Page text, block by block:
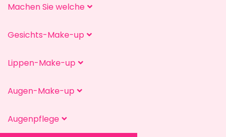
Machen Sie welche
Gesichts-Make-up
Lippen-Make-up
Augen-Make-up
Augenpflege